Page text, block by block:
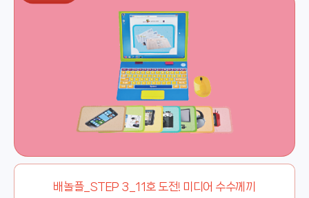
배놀플_STEP 3_11호 도전! 미디어 수수께끼